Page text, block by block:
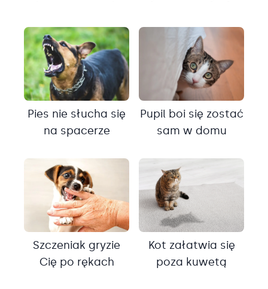
Pies nie słucha się
na spacerze
Pupil boi się zostać
sam w domu
Szczeniak gryzie
Cię po rękach
Kot załatwia się
poza kuwetą